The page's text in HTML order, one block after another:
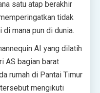
satu atap berakhir
tidak
mana pun di dunia.
AI yang dilatih
AS bagian barat
rumah di Pantai Timur
mengikuti